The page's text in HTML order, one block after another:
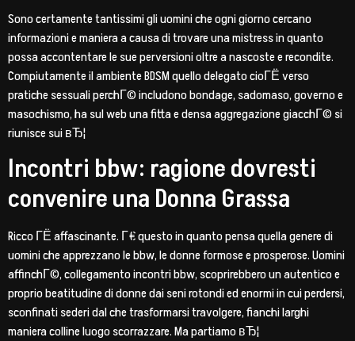
Sono certamente tantissimi gli uomini che ogni giorno cercano
informazioni e maniera a causa di trovare una mistress in quanto
possa accontentare le sue perversioni oltre a nascoste e recondite.
Compiutamente il ambiente BDSM quello delegato cioГЁ verso
pratiche sessuali perchГ© includono bondage, sadomaso, governo e
masochismo, ha sul web una fitta e densa aggregazione giacchГ© si
riunisce sui вЂ¦
Incontri bbw: ragione dovresti
convenire una Donna Grassa
Ricco ГЁ affascinante. Г€ questo in quanto pensa quella genere di
uomini che apprezzano le bbw, le donne formose e prosperose. Uomini
affinchГ©, collegamento incontri bbw, scoprirebbero un autentico e
proprio beatitudine di donne dai seni rotondi ed enormi in cui perdersi,
sconfinati sederi dal che trasformarsi travolgere, fianchi larghi
maniera colline luogo scorrazzare. Ma partiamo вЂ¦